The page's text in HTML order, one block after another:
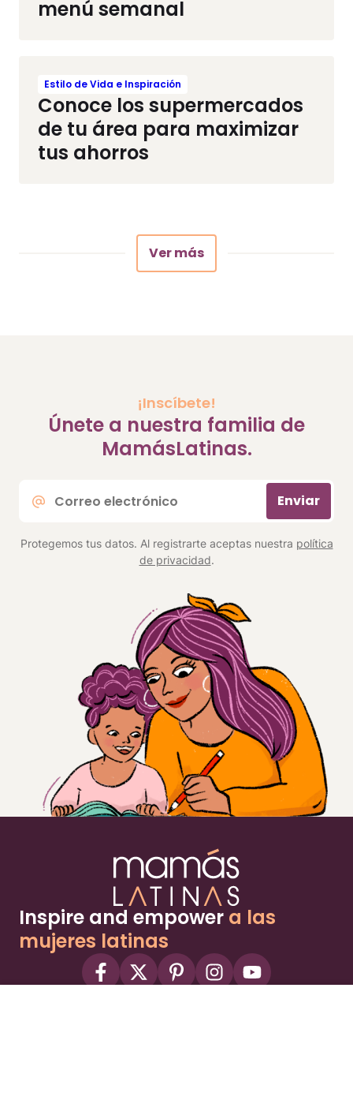
menú semanal
Estilo de Vida e Inspiración
Conoce los supermercados
de tu área para maximizar
tus ahorros
Ver más
¡Inscíbete!
Únete a nuestra familia de
MamásLatinas.
electrónico
Enviar
Protegemos tus datos. Al registrarte aceptas nuestra política
de privacidad.
Inspire and empower a las
mujeres latinas